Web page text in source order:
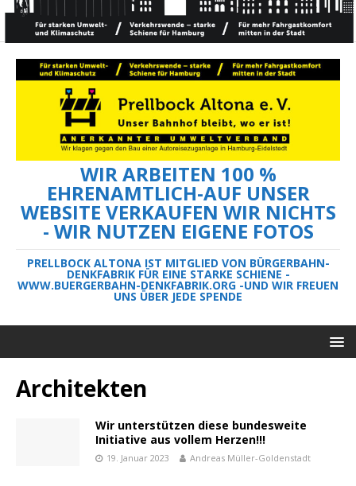
WIR ARBEITEN 100 %
EHRENAMTLICH-AUF UNSER
WEBSITE VERKAUFEN WIR NICHTS
- WIR NUTZEN EIGENE FOTOS
PRELLBOCK ALTONA IST MITGLIED VON BÜRGERBAHN-
DENKFABRIK FÜR EINE STARKE SCHIENE -
WWW.BUERGERBAHN-DENKFABRIK.ORG -UND WIR FREUEN
UNS ÜBER JEDE SPENDE
Architekten
Wir unterstützen diese bundesweite
Initiative aus vollem Herzen!!!
19. Januar 2023 Andreas Müller-Goldenstadt